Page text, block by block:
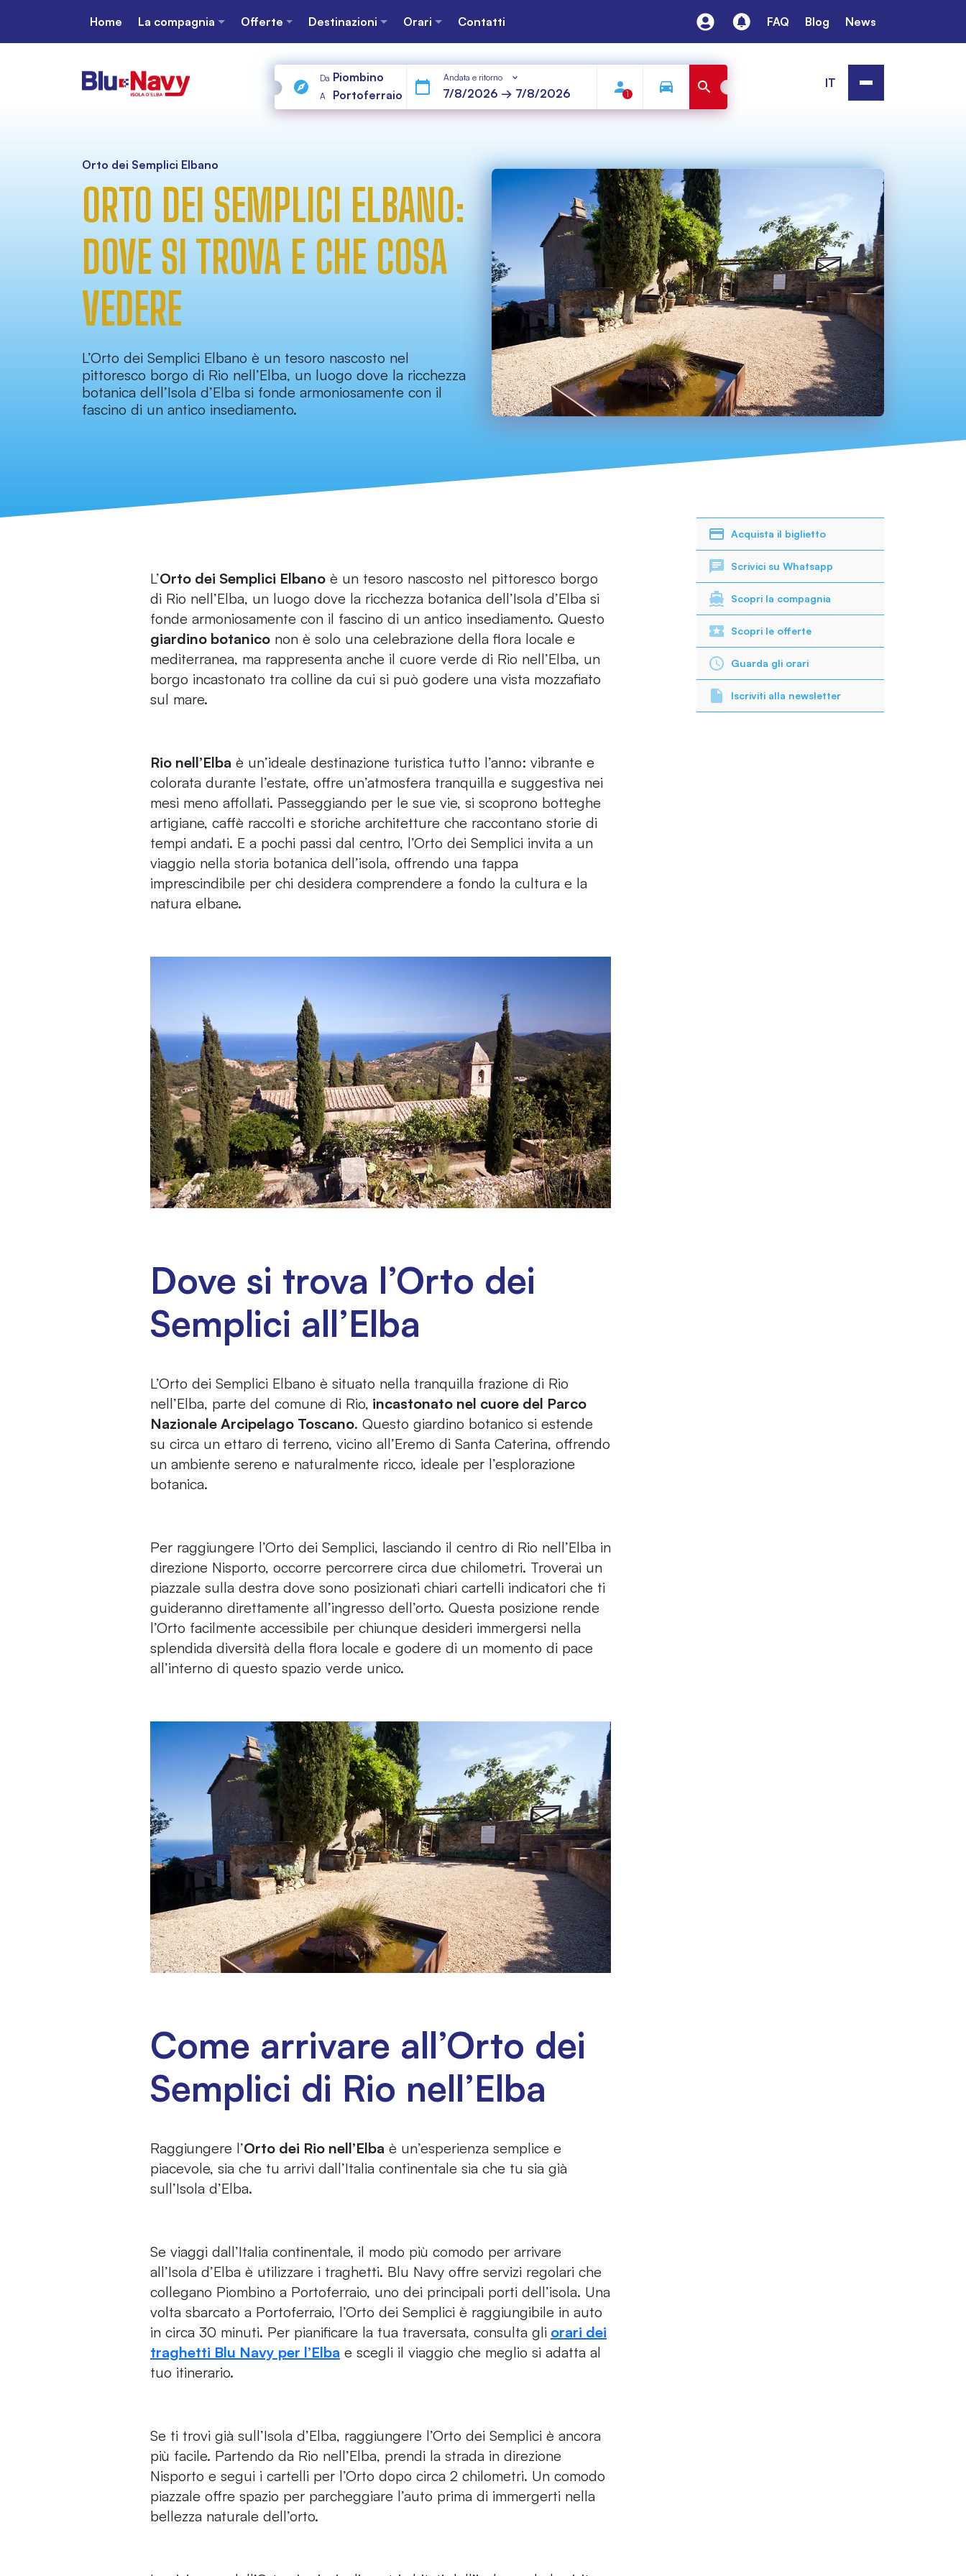
Home La compagnia Offerte Destinazioni Orari Contatti FAQ Blog News
Da Piombino
A Portoferraio
Andata e ritorno
1
IT
Orto dei Semplici Elbano
ORTO DEI SEMPLICI ELBANO:
DOVE SI TROVA E CHE COSA
VEDERE
L’Orto dei Semplici Elbano è un tesoro nascosto nel
pittoresco borgo di Rio nell’Elba, un luogo dove la ricchezza
botanica dell’Isola d’Elba si fonde armoniosamente con il
fascino di un antico insediamento.
Acquista il biglietto
Scrivici su Whatsapp
Scopri la compagnia
Scopri le offerte
Guarda gli orari
Iscriviti alla newsletter
L’Orto dei Semplici Elbano è un tesoro nascosto nel pittoresco borgo
di Rio nell’Elba, un luogo dove la ricchezza botanica dell’Isola d’Elba si
fonde armoniosamente con il fascino di un antico insediamento. Questo
giardino botanico non è solo una celebrazione della flora locale e
mediterranea, ma rappresenta anche il cuore verde di Rio nell’Elba, un
borgo incastonato tra colline da cui si può godere una vista mozzafiato
sul mare.
Rio nell’Elba è un’ideale destinazione turistica tutto l’anno: vibrante e
colorata durante l’estate, offre un’atmosfera tranquilla e suggestiva nei
mesi meno affollati. Passeggiando per le sue vie, si scoprono botteghe
artigiane, caffè raccolti e storiche architetture che raccontano storie di
tempi andati. E a pochi passi dal centro, l’Orto dei Semplici invita a un
viaggio nella storia botanica dell’isola, offrendo una tappa
imprescindibile per chi desidera comprendere a fondo la cultura e la
natura elbane.
Dove si trova l’Orto dei
Semplici all’Elba
L’Orto dei Semplici Elbano è situato nella tranquilla frazione di Rio
nell’Elba, parte del comune di Rio, incastonato nel cuore del Parco
Nazionale Arcipelago Toscano. Questo giardino botanico si estende
su circa un ettaro di terreno, vicino all’Eremo di Santa Caterina, offrendo
un ambiente sereno e naturalmente ricco, ideale per l’esplorazione
botanica.
Per raggiungere l’Orto dei Semplici, lasciando il centro di Rio nell’Elba in
direzione Nisporto, occorre percorrere circa due chilometri. Troverai un
piazzale sulla destra dove sono posizionati chiari cartelli indicatori che ti
guideranno direttamente all’ingresso dell’orto. Questa posizione rende
l’Orto facilmente accessibile per chiunque desideri immergersi nella
splendida diversità della flora locale e godere di un momento di pace
all’interno di questo spazio verde unico.
Come arrivare all’Orto dei
Semplici di Rio nell’Elba
Raggiungere l’Orto dei Rio nell’Elba è un’esperienza semplice e
piacevole, sia che tu arrivi dall’Italia continentale sia che tu sia già
sull’Isola d’Elba.
Se viaggi dall’Italia continentale, il modo più comodo per arrivare
all’Isola d’Elba è utilizzare i traghetti. Blu Navy offre servizi regolari che
collegano Piombino a Portoferraio, uno dei principali porti dell’isola. Una
volta sbarcato a Portoferraio, l’Orto dei Semplici è raggiungibile in auto
in circa 30 minuti. Per pianificare la tua traversata, consulta gli orari dei
traghetti Blu Navy per l’Elba e scegli il viaggio che meglio si adatta al
tuo itinerario.
Se ti trovi già sull’Isola d’Elba, raggiungere l’Orto dei Semplici è ancora
più facile. Partendo da Rio nell’Elba, prendi la strada in direzione
Nisporto e segui i cartelli per l’Orto dopo circa 2 chilometri. Un comodo
piazzale offre spazio per parcheggiare l’auto prima di immergerti nella
bellezza naturale dell’orto.